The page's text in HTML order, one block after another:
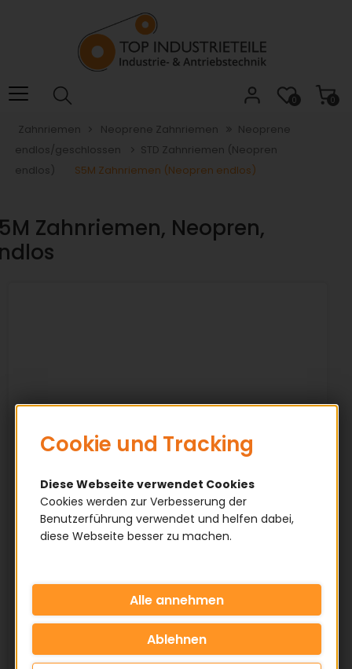
das
Barrierefreiheitsmenü
und
I,
direkt
0
0
Zahnriemen Neoprene Zahnriemen
Neoprene
endlos/geschlossen
STD Zahnriemen (Neopren
endlos)
S5M Zahnriemen (Neopren endlos)
Zahnriemen, Neopren,
Abmessungen
Profil: S5M
Cookie und Tracking
Diese Webseite verwendet Cookies
Cookies werden zur Verbesserung der
Benutzerführung verwendet und helfen dabei,
diese Webseite besser zu machen.